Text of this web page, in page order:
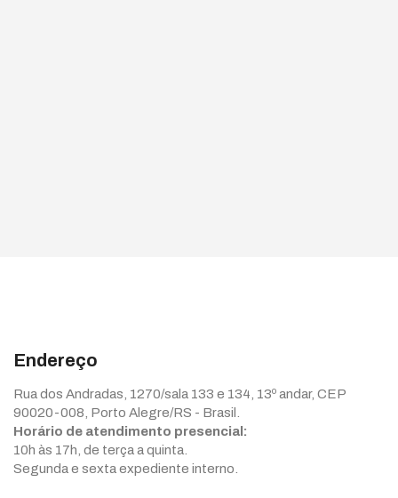
Endereço
Rua dos Andradas, 1270/sala 133 e 134, 13º andar, CEP
90020-008, Porto Alegre/RS - Brasil.
Horário de atendimento presencial:
10h às 17h, de terça a quinta.
Segunda e sexta expediente interno.